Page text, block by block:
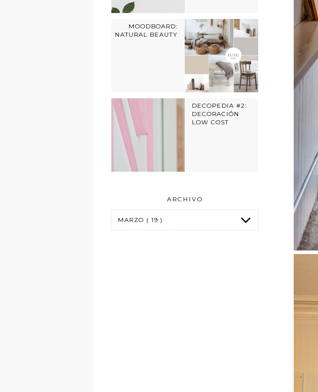
MOODBOARD:
NATURAL BEAUTY
DECOPEDIA #2:
DECORACIÓN
LOW COST
ARCHIVO